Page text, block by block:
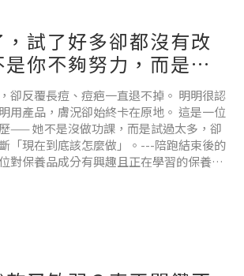
試了好多卻都沒有改
你不夠努力，而是沒
向
卻反覆長痘、痘疤一直退不掉。 明明很認
用產品，膚況卻始終卡在原地。 這是一位
—— 她不是沒做功課，而是試過太多，卻
「現在到底該怎麼做」。---陪跑結束後的
對保養品成分有興趣且正在學習的保養愛
保養品成分時，意外搜尋到的，逛了本質
所有產品的全成分，濃度標示完整、清